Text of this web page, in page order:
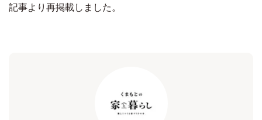
記事より再掲載しました。